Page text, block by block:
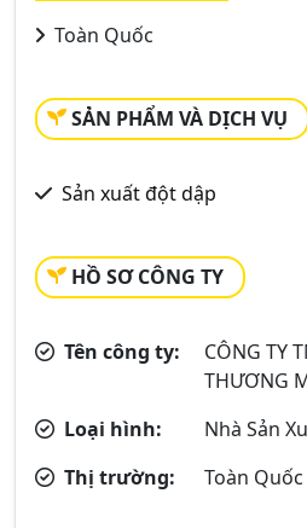
Toàn Quốc
SẢN PHẨM VÀ DỊCH VỤ
Sản xuất đột dập
HỒ SƠ CÔNG TY
Tên công ty:
CÔNG TY
THƯƠNG
Loại hình:
Nhà Sản
Thị trường:
Toàn Quốc